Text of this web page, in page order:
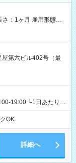
さ：1ヶ月 雇用形態、
第六ビル402号（最
19:00 └1日あたりの
れば、いつでも勤務可
でご勤務いただけま
能なお仕事です！
OK
詳細へ